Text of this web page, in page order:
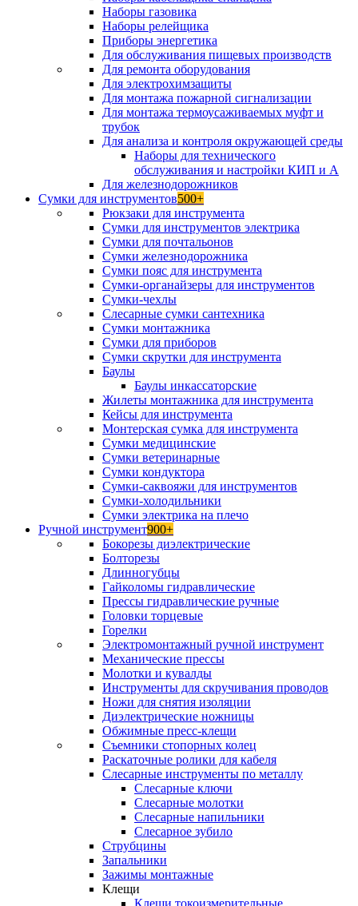
Наборы газовика
Наборы релейщика
Приборы энергетика
Для обслуживания пищевых производств
Для ремонта оборудования
Для электрохимзащиты
Для монтажа пожарной сигнализации
Для монтажа термоусаживаемых муфт и
трубок
Для анализа и контроля окружающей среды
Наборы для технического
обслуживания и настройки КИП и А
Для железнодорожников
Сумки для инструментов500+
Рюкзаки для инструмента
Сумки для инструментов электрика
Сумки для почтальонов
Сумки железнодорожника
Сумки пояс для инструмента
Сумки-органайзеры для инструментов
Сумки-чехлы
Слесарные сумки сантехника
Сумки монтажника
Сумки для приборов
Сумки скрутки для инструмента
Баулы
Баулы инкассаторские
Жилеты монтажника для инструмента
Кейсы для инструмента
Монтерская сумка для инструмента
Сумки медицинские
Сумки ветеринарные
Сумки кондуктора
Сумки-саквояжи для инструментов
Сумки-холодильники
Сумки электрика на плечо
Ручной инструмент900+
Бокорезы диэлектрические
Болторезы
Длинногубцы
Гайколомы гидравлические
Прессы гидравлические ручные
Головки торцевые
Горелки
Электромонтажный ручной инструмент
Механические прессы
Молотки и кувалды
Инструменты для скручивания проводов
Ножи для снятия изоляции
Диэлектрические ножницы
Обжимные пресс-клещи
Съемники стопорных колец
Раскаточные ролики для кабеля
Слесарные инструменты по металлу
Слесарные ключи
Слесарные молотки
Слесарные напильники
Слесарное зубило
Струбцины
Запальники
Зажимы монтажные
Клещи
Клещи токоизмерительные